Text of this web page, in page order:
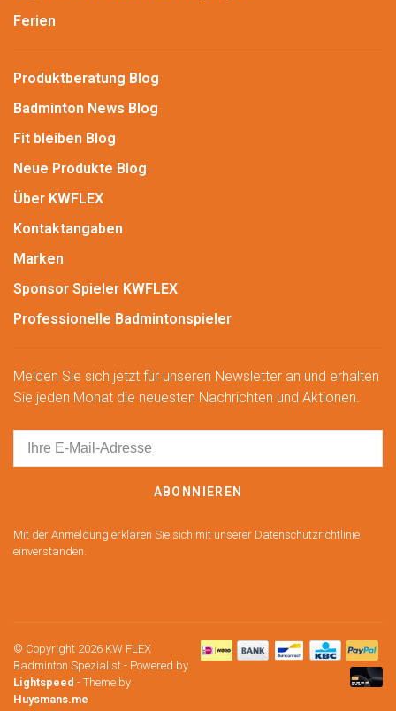
Ferien
Produktberatung Blog
Badminton News Blog
Fit bleiben Blog
Neue Produkte Blog
Über KWFLEX
Kontaktangaben
Marken
Sponsor Spieler KWFLEX
Professionelle Badmintonspieler
Melden Sie sich jetzt für unseren Newsletter an und erhalten
Sie jeden Monat die neuesten Nachrichten und Aktionen.
ABONNIEREN
Mit der Anmeldung erklären Sie sich mit unserer Datenschutzrichtlinie
einverstanden.
© Copyright 2026 KW FLEX
Badminton Spezialist - Powered by
Lightspeed - Theme by
Huysmans.me